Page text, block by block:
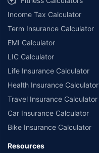
Income Tax Calculator
Term Insurance Calculator
EMI Calculator
LIC Calculator
Life Insurance Calculator
Health Insurance Calculator
Travel Insurance Calculator
Car Insurance Calculator
Bike Insurance Calculator
Resources